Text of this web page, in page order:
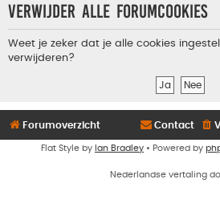
Verwijder alle forumcookies
Weet je zeker dat je alle cookies
verwijderen?
Forumoverzicht Contact
Flat Style by Ian Bradley • Powered by
Nederlandse vertaling